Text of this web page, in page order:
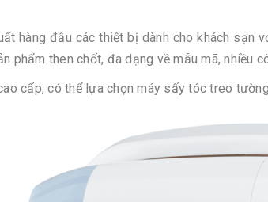
hàng đầu các thiết bị dành cho khách sạn
phẩm then chốt, đa dạng về mẫu mã, nhiều
cấp, có thể lựa chọn máy sấy tóc treo